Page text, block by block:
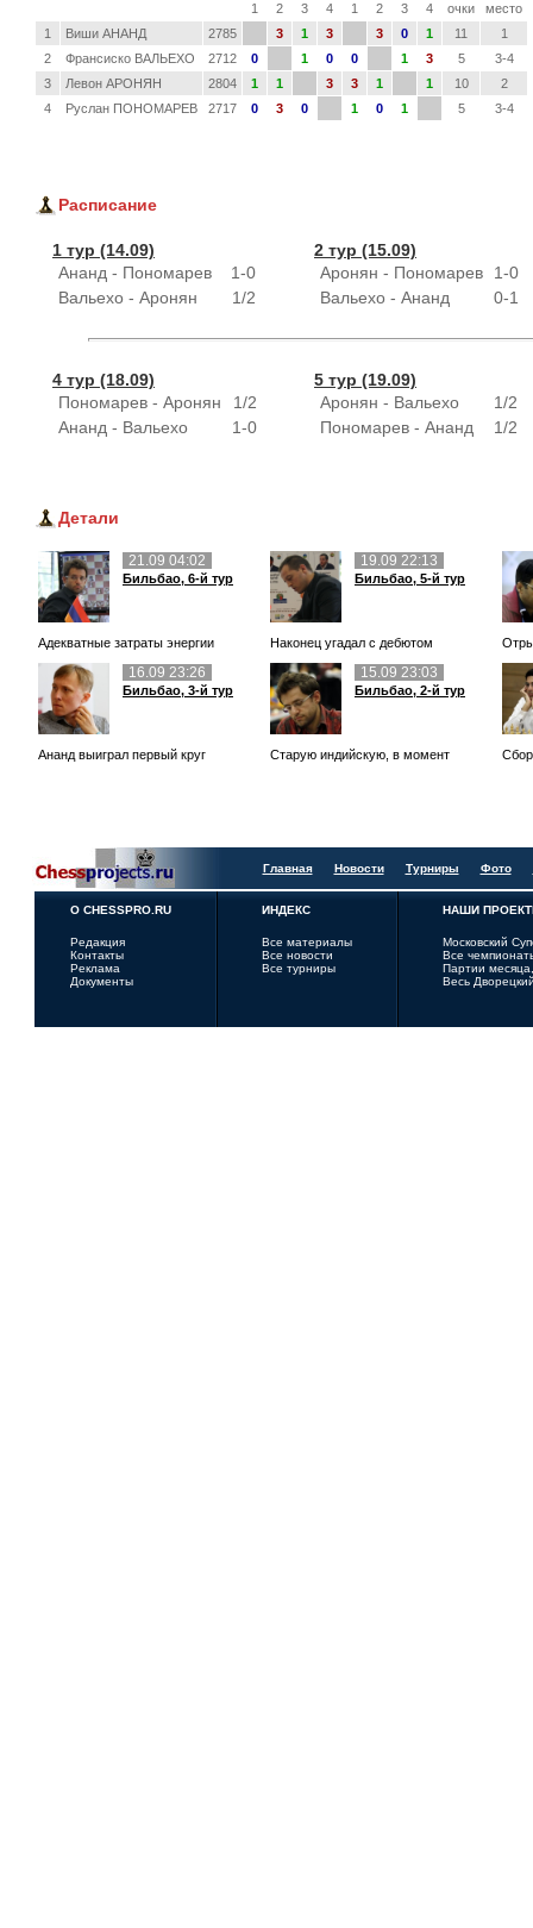
1 2 3 4 1 2 3 4 очки
место
1
Виши АНАНД 2785 3 1 3 3 0 1 11
1
2
Франсиско ВАЛЬЕХО 2712 0 1 0 0 1 3 5
3-4
3
Левон АРОНЯН 2804 1 1 3 3 1 1 10
2
4
Руслан ПОНОМАРЕВ 2717 0 3 0 1 0 1 5 3-4
Расписание
1 тур (14.09)
Ананд - Пономарев
1-0
Вальехо - Аронян
1/2
2 тур (15.09)
Аронян - Пономарев
1-0
Вальехо - Ананд
0-1
4 тур (18.09)
Пономарев - Аронян
1/2
Ананд - Вальехо
1-0
5 тур (19.09)
Аронян - Вальехо
1/2
Пономарев - Ананд
1/2
Детали
21.09 04:02
Бильбао, 6-й тур
Адекватные затраты энергии
19.09 22:13
Бильбао, 5-й тур
Наконец угадал с дебютом
16.09 23:26
Бильбао, 3-й тур
Ананд выиграл первый круг
15.09 23:03
Бильбао, 2-й тур
Старую индийскую, в момент
Главная Новости Турниры Фото
О CHESSPRO.RU
Редакция
Контакты
Реклама
Документы
ИНДЕКС
Все материалы
Все новости
Все турниры
НАШИ
Московский
Все
Партии
Весь